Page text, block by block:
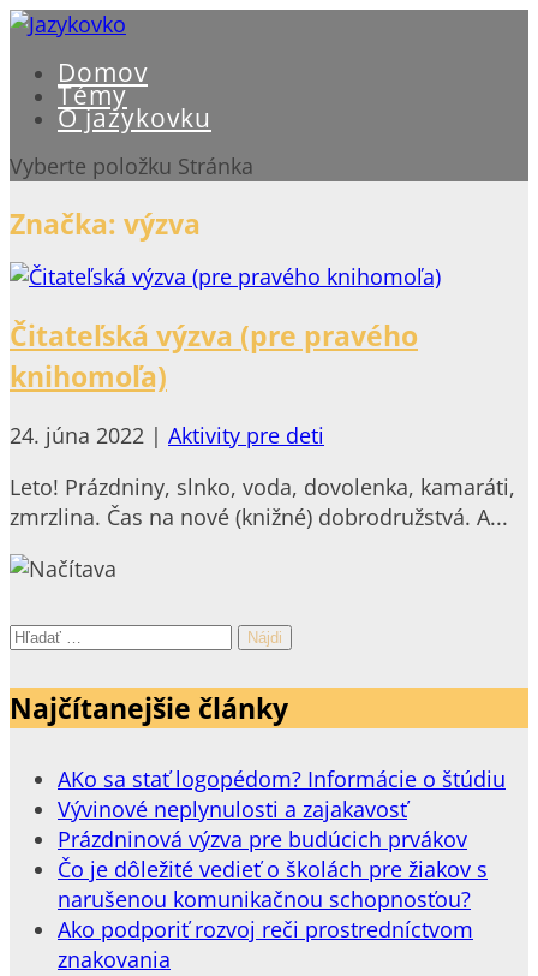
Domov
Témy
O jazykovku
Vyberte položku Stránka
Značka: výzva
Čitateľská výzva (pre pravého
knihomoľa)
24. júna 2022 | Aktivity pre deti
Leto! Prázdniny, slnko, voda, dovolenka, kamaráti,
zmrzlina. Čas na nové (knižné) dobrodružstvá. A...
Hľadať:
Najčítanejšie články
AKo sa stať logopédom? Informácie o štúdiu
Vývinové neplynulosti a zajakavosť
Prázdninová výzva pre budúcich prvákov
Čo je dôležité vedieť o školách pre žiakov s
narušenou komunikačnou schopnosťou?
Ako podporiť rozvoj reči prostredníctvom
znakovania